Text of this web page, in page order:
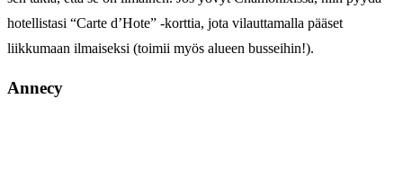
hotellistasi “Carte d’Hote” -korttia, jota vilauttamalla pääset
liikkumaan ilmaiseksi (toimii myös alueen busseihin!).
Annecy